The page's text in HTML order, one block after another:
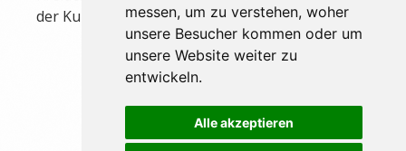
messen, um zu verstehen, woher
unsere Besucher kommen oder um
unsere Website weiter zu
entwickeln.
Alle akzeptieren
der Kunstschule möglich)